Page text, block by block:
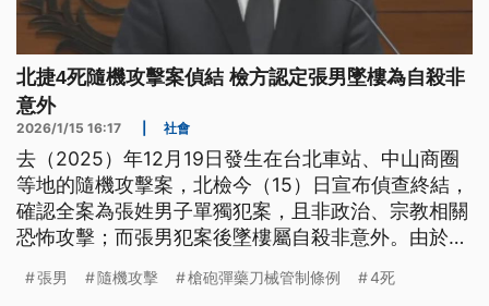
北捷4死隨機攻擊案偵結 檢方認定張男墜樓為自殺非
意外
2026/1/15 16:17 社會
去（2025）年12月19日發生在台北車站、中山商圈
等地的隨機攻擊案，北檢今（15）日宣布偵查終結，
確認全案為張姓男子單獨犯案，且非政治、宗教相關
恐怖攻擊；而張男犯案後墜樓屬自殺非意外。由於張
處分。
張男 隨機攻擊 槍砲彈藥刀械管制條例 4死